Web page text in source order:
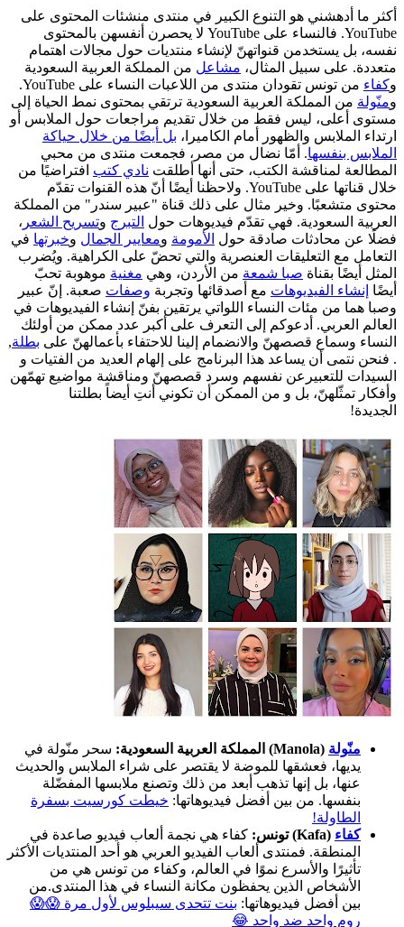
أكثر ما أدهشني هو التنوع الكبير في منتدى منشئات المحتوى على
YouTube. فالنساء على YouTube لا يحصرن أنفسهن بالمحتوى
نفسه، بل يستخدمن قنواتهنّ لإنشاء منتديات حول مجالات اهتمام
متعددة. على سبيل المثال، مشاعل من المملكة العربية السعودية
وكفاء
من تونس تقودان منتدى من اللاعبات النساء على YouTube.
ومنّولة من المملكة العربية السعودية ترتقي بمحتوى نمط الحياة إلى
مستوى أعلى، ليس فقط من خلال تقديم مراجعات حول الملابس أو
ارتداء الملابس والظهور أمام الكاميرا، بل أيضًا من خلال حياكة
الملابس بنفسها. أمّا نضال من مصر، فجمعت منتدى من محبي
المطالعة لمناقشة الكتب، حتى أنها أطلقت نادي كتب افتراضيًا من
خلال قناتها على YouTube. ولاحظنا أيضًا أنّ هذه القنوات تقدّم
محتوى متشعبًا. وخير مثال على ذلك قناة "عبير سندر" من المملكة
العربية السعودية. فهي تقدّم فيديوهات حول التبرج وتسريح الشعر ،
فضلًا عن محادثات صادقة حول الأمومة ومعايير الجمال وخبرتها في
التعامل مع التعليقات العنصرية والتي تحضّ على الكراهية. ويُضرب
المثل أيضًا بقناة صبا شمعة من الأردن، وهي مغنية موهوبة تحبّ
أيضًا إنشاء الفيديوهات مع أصدقائها وتجربة وصفات صعبة. إنّ عبير
وصبا هما من مئات النساء اللواتي يرتقين بفنّ إنشاء الفيديوهات في
العالم العربي. أدعوكم إلى التعرف على أكبر عدد ممكن من أولئك
النساء وسماع قصصهنّ والانضمام إلينا للاحتفاء بأعمالهنّ على بطلة,
. فنحن نتمى أن يساعد هذا البرنامج على إلهام العديد من الفتيات و
السيدات للتعبيرعن نفسهم وسرد قصصهنّ ومناقشة مواضيع تهمّهن
وأفكار تمثّلهنّ، بل و من الممكن أن تكوني أنتِ أيضاً بطلتنا
الجديدة!
منّولة (Manola) المملكة العربية السعودية:
سحر منّولة في
يديها، فعشقها للموضة لا يقتصر على شراء الملابس والحديث
عنها، بل إنها تذهب أبعد من ذلك وتصنع ملابسها المفضّلة
بنفسها. من بين أفضل فيديوهاتها: خيطت كورسيت بسفرة
الطاولة!
كفاء (Kafa) تونس:
كفاء هي نجمة ألعاب فيديو صاعدة في
المنطقة. فمنتدى ألعاب الفيديو العربي هو أحد المنتديات الأكثر
تأثيرًا والأسرع نموًا في العالم، وكفاء من تونس هي من
الأشخاص الذين يحفظون مكانة النساء في هذا المنتدى.من
بين أفضل فيديوهاتها: بنت تتحدى سيبلوس لأول مرة 😱😱
روم واحد ضد واحد 😂